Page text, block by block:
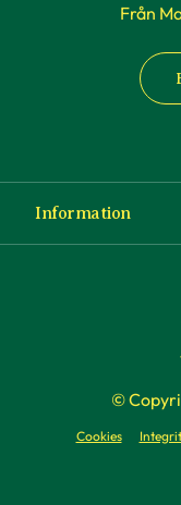
Från
Information
Köp- och
Företag
©
Cookies